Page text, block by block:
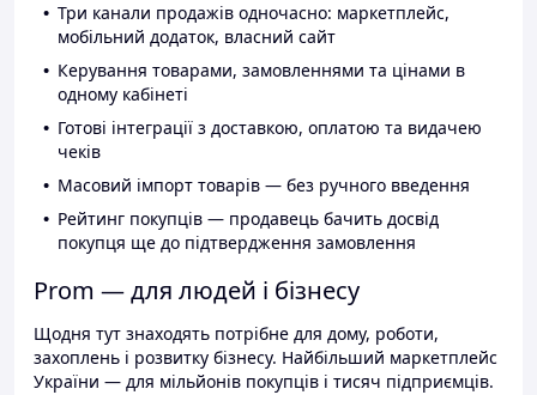
Три канали продажів одночасно: маркетплейс,
мобільний додаток, власний сайт
Керування товарами, замовленнями та цінами в
одному кабінеті
Готові інтеграції з доставкою, оплатою та видачею
чеків
Масовий імпорт товарів — без ручного введення
Рейтинг покупців — продавець бачить досвід
покупця ще до підтвердження замовлення
Prom — для людей і бізнесу
Щодня тут знаходять потрібне для дому, роботи,
захоплень і розвитку бізнесу. Найбільший маркетплейс
України — для мільйонів покупців і тисяч підприємців.